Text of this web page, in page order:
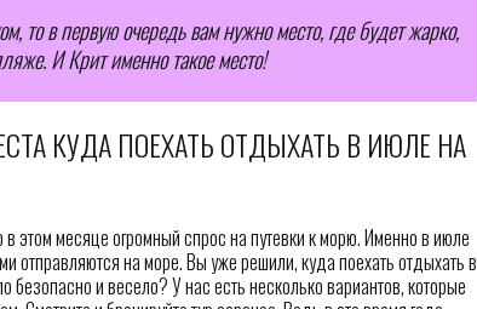
то в первую очередь вам нужно место, где будет жарко,
И Крит именно такое место!
КУДА ПОЕХАТЬ ОТДЫХАТЬ В ИЮЛЕ НА
этом месяце огромный спрос на путевки к морю. Именно в июле
отправляются на море. Вы уже решили, куда поехать отдыхать в
и весело? У нас есть несколько вариантов, которые